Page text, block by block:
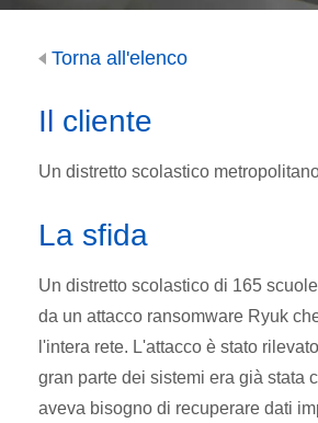
Torna all'elenco
Il cliente
Un distretto scolastico
La sfida
Un distretto scolastico di 165
da un attacco ransomware Ryuk
l'intera rete. L'attacco è stato
gran parte dei sistemi era già stata
aveva bisogno di recuperare dati